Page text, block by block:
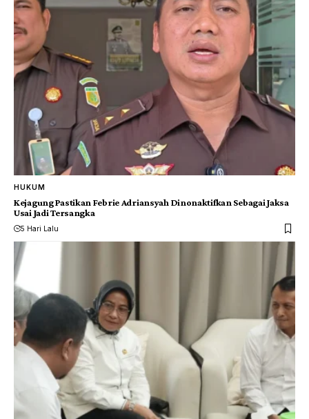
HUKUM
Kejagung Pastikan Febrie Adriansyah Dinonaktifkan Sebagai Jaksa
Usai Jadi Tersangka
5 Hari Lalu